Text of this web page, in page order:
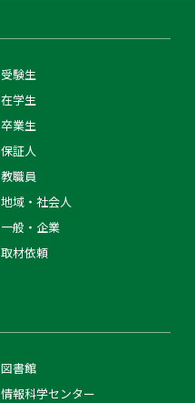
受験生
在学生
卒業生
保証人
教職員
地域・社会人
一般・企業
取材依頼
図書館
情報科学センター